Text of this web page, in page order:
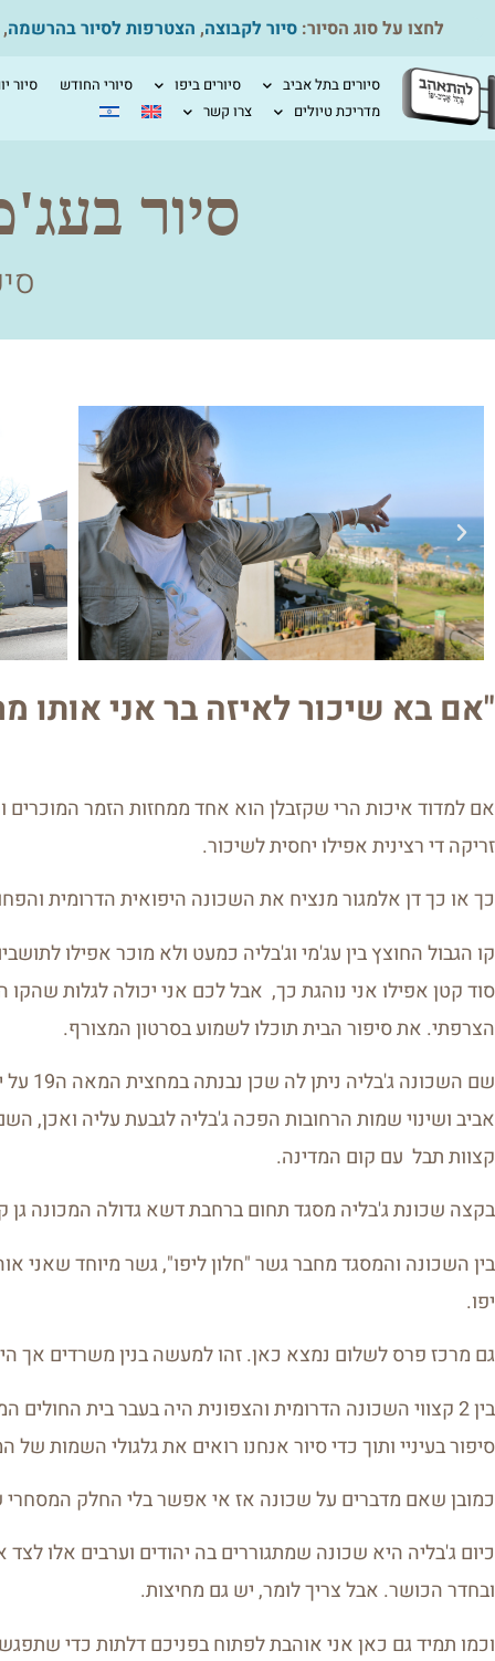
לחצו על סוג הסיור: סיור לקבוצה, הצטרפות לסיור בהרשמה,
סיורים בתל אביב סיורים ביפו סיורי החודש סיור
מדריכת טיולים
צרו קשר
סיור
"אם בא שיכור לאיזה בר אני אותו
זריקה די רצינית אפילו יחסית לשיכור.
כך או כך דן אלמגור מנציח את השכונה היפואית הדרומית
קו הגבול החוצץ בין עג'מי וג'בליה כמעט ולא מוכר אפילו
סוד קטן אפילו אני נוהגת כך, אבל לכם אני יכולה לגלות
הצרפתי. את סיפור הבית תוכלו לשמוע בסרטון המצורף.
אביב ושינוי שמות הרחובות הפכה ג'בליה לגבעת עליה ואכן,
קצוות תבל עם קום המדינה.
בקצה שכונת ג'בליה מסגד תחום ברחבת דשא גדולה המכונה גן
בין השכונה והמסגד מחבר גשר "חלון ליפו", גשר מיוחד שאני
יפו.
גם מרכז פרס לשלום נמצא כאן. זהו למעשה בנין משרדים אך
בין 2 קצווי השכונה הדרומית והצפונית היה בעבר בית
סיפור בעיניי ותוך כדי סיור אנחנו רואים את גלגולי השמות
כמובן שאם מדברים על שכונה אז אי אפשר בלי החלק המסחרי
כיום ג'בליה היא שכונה שמתגוררים בה יהודים וערבים אלו
ובחדר הכושר. אבל צריך לומר, יש גם מחיצות.
וכמו תמיד גם כאן אני אוהבת לפתוח בפניכם דלתות כדי